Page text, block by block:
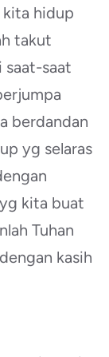
hidup
takut
saat-saat
berdandan
yg selaras
kita buat
Tuhan
kasih